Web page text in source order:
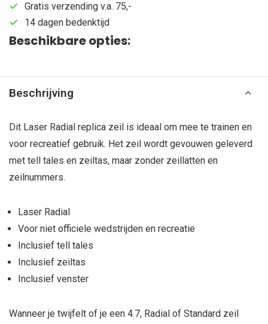
Gratis verzending v.a. 75,-
14 dagen bedenktijd
Beschikbare opties:
Beschrijving
Dit Laser Radial replica zeil is ideaal om mee te trainen en
voor recreatief gebruik. Het zeil wordt gevouwen geleverd
met tell tales en zeiltas, maar zonder zeillatten en
zeilnummers.
Laser Radial
Voor niet officiele wedstrijden en recreatie
Inclusief tell tales
Inclusief zeiltas
Inclusief venster
Wanneer je twijfelt of je een 4.7, Radial of Standard zeil